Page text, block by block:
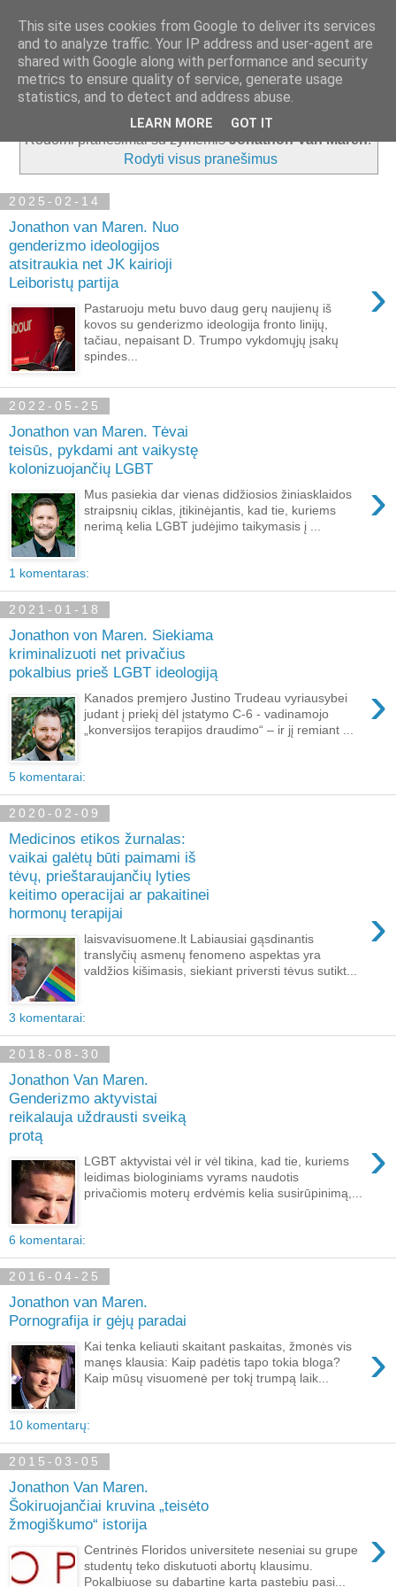
Rodomi pranešimai su žymėmisJonathon Van Maren.
Rodyti visus pranešimus
2025-02-14
Jonathon van Maren. Nuo
genderizmo ideologijos
atsitraukia net JK kairioji
Leiboristų partija
›
Pastaruoju metu buvo daug gerų naujienų iš
kovos su genderizmo ideologija fronto linijų,
tačiau, nepaisant D. Trumpo vykdomųjų įsakų
spindes...
2022-05-25
Jonathon van Maren. Tėvai
teisūs, pykdami ant vaikystę
kolonizuojančių LGBT
›
Mus pasiekia dar vienas didžiosios žiniasklaidos
straipsnių ciklas, įtikinėjantis, kad tie, kuriems
nerimą kelia LGBT judėjimo taikymasis į ...
1 komentaras:
2021-01-18
Jonathon von Maren. Siekiama
kriminalizuoti net privačius
pokalbius prieš LGBT ideologiją
›
Kanados premjero Justino Trudeau vyriausybei
judant į priekį dėl įstatymo C-6 - vadinamojo
„konversijos terapijos draudimo“ – ir jį remiant ...
5 komentarai:
2020-02-09
Medicinos etikos žurnalas:
vaikai galėtų būti paimami iš
tėvų, prieštaraujančių lyties
keitimo operacijai ar pakaitinei
hormonų terapijai
›
laisvavisuomene.lt Labiausiai gąsdinantis
translyčių asmenų fenomeno aspektas yra
valdžios kišimasis, siekiant priversti tėvus sutikt...
3 komentarai:
2018-08-30
Jonathon Van Maren.
Genderizmo aktyvistai
reikalauja uždrausti sveiką
protą
›
LGBT aktyvistai vėl ir vėl tikina, kad tie, kuriems
leidimas biologiniams vyrams naudotis
privačiomis moterų erdvėmis kelia susirūpinimą,...
6 komentarai:
2016-04-25
Jonathon van Maren.
Pornografija ir gėjų paradai
›
Kai tenka keliauti skaitant paskaitas, žmonės vis
manęs klausia: Kaip padėtis tapo tokia bloga?
Kaip mūsų visuomenė per tokį trumpą laik...
10 komentarų:
2015-03-05
Jonathon Van Maren.
Šokiruojančiai kruvina „teisėto
žmogiškumo“ istorija
›
Centrinės Floridos universitete neseniai su grupe
studentų teko diskutuoti abortų klausimu.
Pokalbiuose su dabartine karta pastebiu pasi...
This site uses cookies from Google to deliver its services
and to analyze traffic. Your IP address and user-agent are
shared with Google along with performance and security
metrics to ensure quality of service, generate usage
statistics, and to detect and address abuse.
LEARN MORE GOT IT